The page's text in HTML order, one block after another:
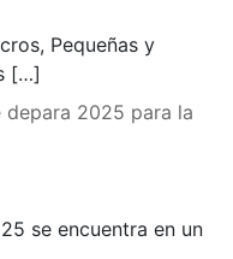
Pequeñas y
[…]
depara 2025 para la
se encuentra en un